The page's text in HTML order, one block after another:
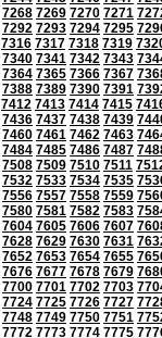
7268 7269 7270 7271
7292 7293 7294 7295
7316 7317 7318 7319
7340 7341 7342 7343
7364 7365 7366 7367
7388 7389 7390 7391
7412 7413 7414 7415
7436 7437 7438 7439
7460 7461 7462 7463
7484 7485 7486 7487
7508 7509 7510 7511
7532 7533 7534 7535
7556 7557 7558 7559
7580 7581 7582 7583
7604 7605 7606 7607
7628 7629 7630 7631
7652 7653 7654 7655
7676 7677 7678 7679
7700 7701 7702 7703
7724 7725 7726 7727
7748 7749 7750 7751
7772 7773 7774 7775